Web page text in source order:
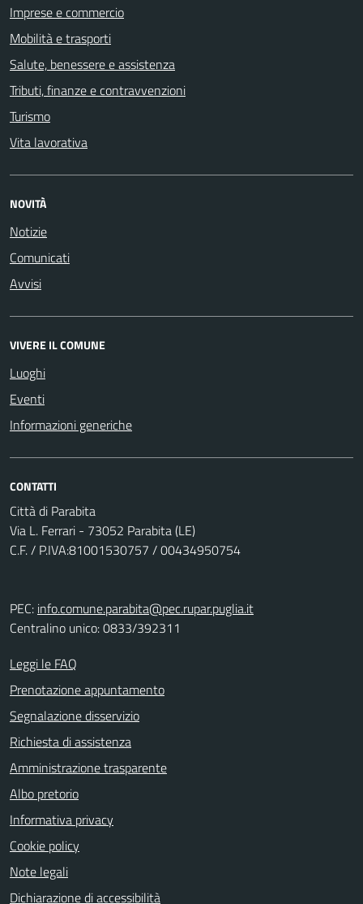
Imprese e commercio
Mobilità e trasporti
Salute, benessere e assistenza
Tributi, finanze e contravvenzioni
Turismo
Vita lavorativa
NOVITÀ
Notizie
Comunicati
Avvisi
VIVERE IL COMUNE
Luoghi
Eventi
Informazioni generiche
CONTATTI
Città di Parabita
Via L. Ferrari - 73052 Parabita (LE)
C.F. / P.IVA:81001530757 / 00434950754
PEC: info.comune.parabita@pec.rupar.puglia.it
Centralino unico: 0833/392311
Leggi le FAQ
Prenotazione appuntamento
Segnalazione disservizio
Richiesta di assistenza
Amministrazione trasparente
Albo pretorio
Informativa privacy
Cookie policy
Note legali
Dichiarazione di accessibilità